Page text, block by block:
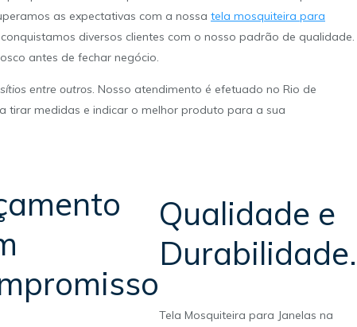
as expectativas com a nossa tela mosquiteira para
diversos clientes com o nosso padrão de qualidade.
antes de fechar negócio.
entre outros . Nosso atendimento é efetuado no Rio de
tirar medidas e indicar o melhor produto para a sua
Qualidade e
Durabilidade.
Tela Mosquiteira para Janelas na